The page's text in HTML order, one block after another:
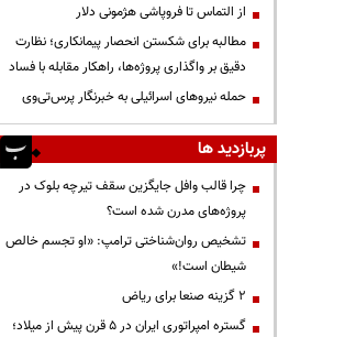
از التماس تا فروپاشی هژمونی دلار
مطالبه برای شکستن انحصار پیمانکاری؛ نظارت
دقیق بر واگذاری پروژه‌ها، راهکار مقابله با فساد
حمله نیروهای اسرائیلی به خبرنگار پرس‌تی‌وی
پربازدید ها
چرا قالب وافل جایگزین سقف تیرچه بلوک در
پروژه‌های مدرن شده است؟
تشخیص روان‌شناختی ترامپ: «او تجسم خالص
شیطان است!»
۲ گزینه صنعا برای ریاض
گستره امپراتوری ایران در ۵ قرن پیش از میلاد؛